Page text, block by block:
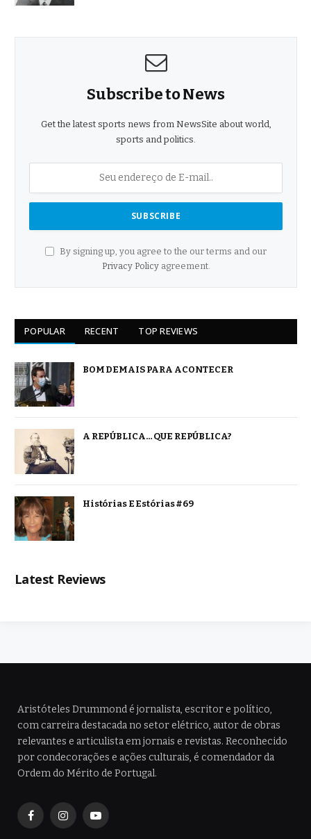
Subscribe to News
Get the latest sports news from NewsSite about world,
sports and politics.
By signing up, you agree to the our terms and our
Privacy Policyagreement.
POPULAR RECENT TOP REVIEWS
BOM DEMAIS PARA ACONTECER
A REPÚBLICA… QUE REPÚBLICA?
Histórias E Estórias #69
Latest Reviews
Aristóteles Drummond é jornalista, escritor e político,
com carreira destacada no setor elétrico, autor de obras
relevantes e articulista em jornais e revistas. Reconhecido
por condecorações e ações culturais, é comendador da
Ordem do Mérito de Portugal.
FacebookInstagramYouTube